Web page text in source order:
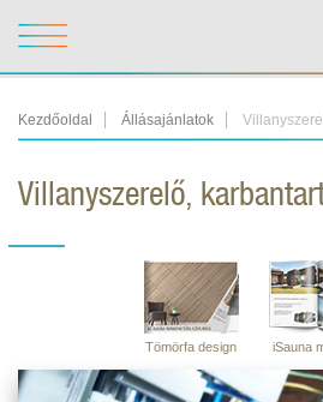
Kezdőoldal Állásajánlatok
Villanyszerelő,
iSauna
Tömörfa design